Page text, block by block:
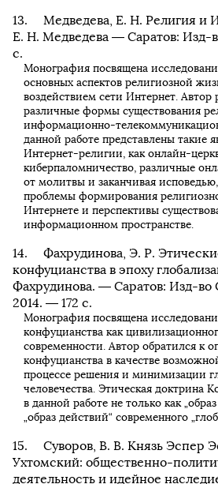
Медведева, Е. Н. Религия и
Е. Н. Медведева — Саратов: Изд-
с.
Монография посвящена
основных аспектов религиозной
воздействием сети Интернет. Автор
различные формы существования
информационно-
данной работе представлены такие
Интернет-религии, как онлайн-
киберпаломничество, различные
от молитвы и заканчивая
проблемы формирования
Интернете и перспективы
информационном пространстве.
Фахрудинова, Э. Р.
конфуцианства в эпоху
Фахрудинова. — Саратов: Изд-во
2014. — 172 с.
Монография посвящена
конфуцианства как
современности. Автор обратился к
конфуцианства в качестве
процессе решения и минимизации
человечества. Этическая доктрина
в данной работе не только как
„образ действий“ современного
Суворов, В. В. Князь Эспер
Ухтомский: общественно-
деятельность и идейное